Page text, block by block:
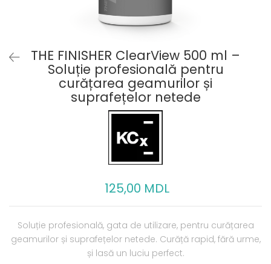
THE FINISHER ClearView 500 ml –
Soluție profesională pentru
curățarea geamurilor și
suprafețelor netede
125,00 MDL
Soluție profesională, gata de utilizare, pentru curățarea
geamurilor și suprafețelor netede. Curăță rapid, fără urme,
și lasă un luciu perfect.